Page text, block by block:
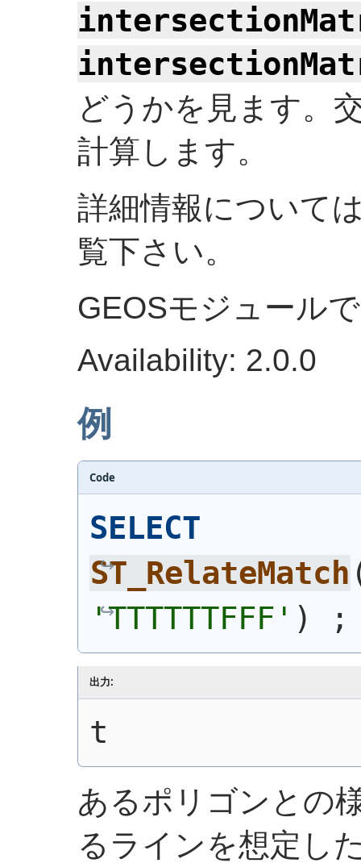
どうかを見ます。
計算します。
詳細情報について
覧下さい。
GEOSモジュール
Availability: 2.0.0
例
Code
SELECT
ST_RelateMatch
'TTTTTTFFF' ) ;
出力:
t
あるポリゴンとの
るラインを想定し